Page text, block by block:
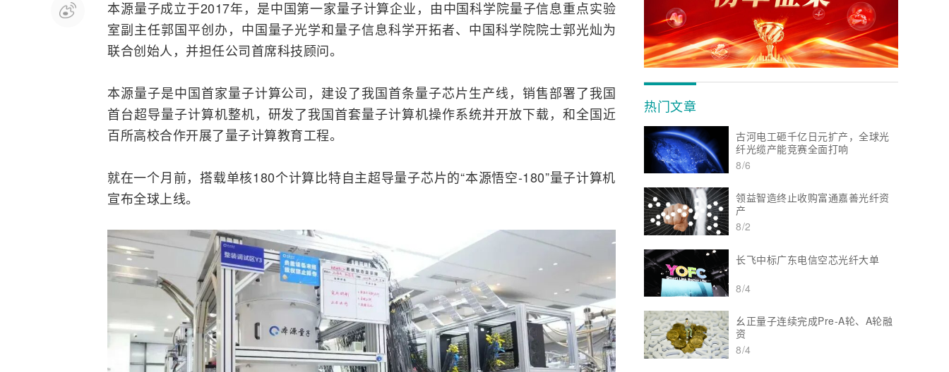
本源量子成立于2017年，是中国第一家量子计算企业，由中国科学院量子信息重点实验
室副主任郭国平创办，中国量子光学和量子信息科学开拓者、中国科学院院士郭光灿为
联合创始人，并担任公司首席科技顾问。
本源量子是中国首家量子计算公司，建设了我国首条量子芯片生产线，销售部署了我国
首台超导量子计算机整机，研发了我国首套量子计算机操作系统并开放下载，和全国近
百所高校合作开展了量子计算教育工程。
就在一个月前，搭载单核180个计算比特自主超导量子芯片的“本源悟空-180”量子计算机
宣布全球上线。
热门文章
古河电工砸千亿日元扩产，全球光
纤光缆产能竞赛全面打响
8/6
领益智造终止收购富通嘉善光纤资
产
8/2
长飞中标广东电信空芯光纤大单
8/4
幺正量子连续完成Pre-A轮、A轮融
资
8/4